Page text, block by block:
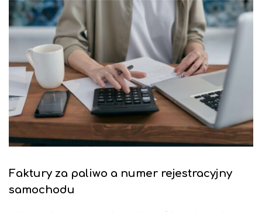
Faktury za paliwo a numer rejestracyjny
samochodu